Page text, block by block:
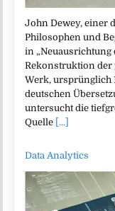
John Dewey, einer
Philosophen und
in „Neuausrichtung
Rekonstruktion der
Werk, ursprünglich
deutschen
untersucht die
Quelle [...]
Data Analytics